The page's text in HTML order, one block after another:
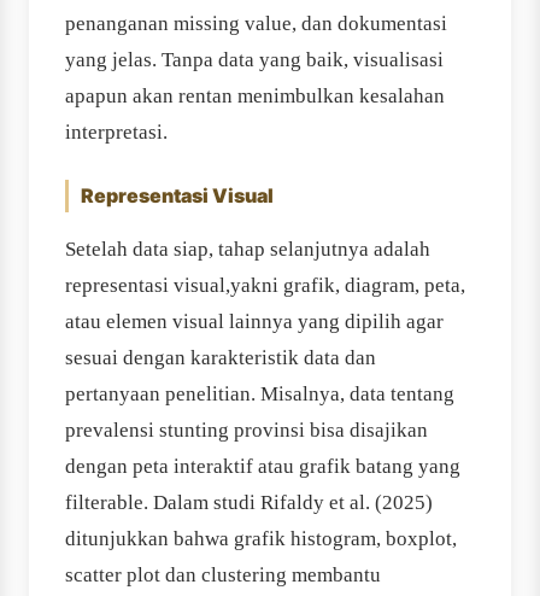
penanganan missing value, dan dokumentasi
yang jelas. Tanpa data yang baik, visualisasi
apapun akan rentan menimbulkan kesalahan
interpretasi.
Representasi Visual
Setelah data siap, tahap selanjutnya adalah
representasi visual,yakni grafik, diagram, peta,
atau elemen visual lainnya yang dipilih agar
sesuai dengan karakteristik data dan
pertanyaan penelitian. Misalnya, data tentang
prevalensi stunting provinsi bisa disajikan
dengan peta interaktif atau grafik batang yang
filterable. Dalam studi Rifaldy et al. (2025)
ditunjukkan bahwa grafik histogram, boxplot,
scatter plot dan clustering membantu